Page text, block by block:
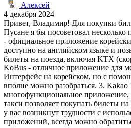
Алексей
4 декабря 2024
Привет, Владимир! Для покупки
Пусане я бы посоветовал
- официальное приложение
доступно на английском языке и
билеты на поезда, включая KTX
KoBus - отличное приложение для
Интерфейс на корейском, но с
вполне можно разобраться. 3. Kakao
многофункциональное приложение,
такси позволяет покупать билеты
у вас возникнут трудности с
приложений, всегда можно